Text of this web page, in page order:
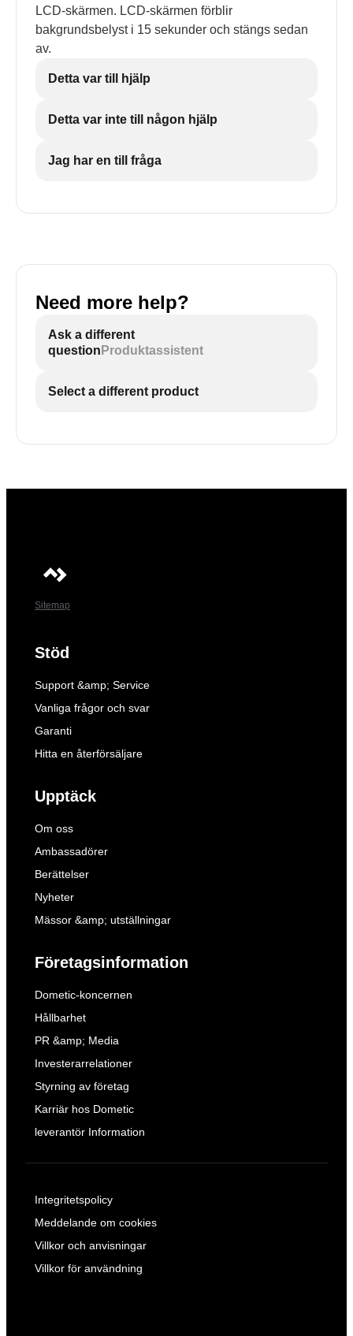
LCD-skärmen. LCD-skärmen förblir
bakgrundsbelyst i 15 sekunder och stängs sedan
av.
Detta var till hjälp
Detta var inte till någon hjälp
Jag har en till fråga
Need more help?
Ask a different
question Produktassistent
Select a different product
Sitemap
Stöd
Support &amp; Service
Vanliga frågor och svar
Garanti
Hitta en återförsäljare
Upptäck
Om oss
Ambassadörer
Berättelser
Nyheter
Mässor &amp; utställningar
Företagsinformation
Dometic-koncernen
Hållbarhet
PR &amp; Media
Investerarrelationer
Styrning av företag
Karriär hos Dometic
leverantör Information
Integritetspolicy
Meddelande om cookies
Villkor och anvisningar
Villkor för användning